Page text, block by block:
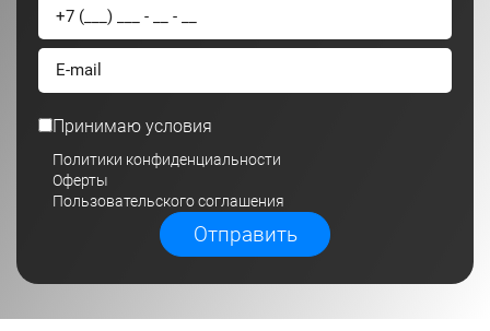
Принимаю условия
Политики конфиденциальности
Оферты
Пользовательского соглашения
Отправить